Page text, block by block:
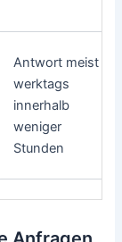
Antwort meist
werktags
innerhalb
weniger
Stunden